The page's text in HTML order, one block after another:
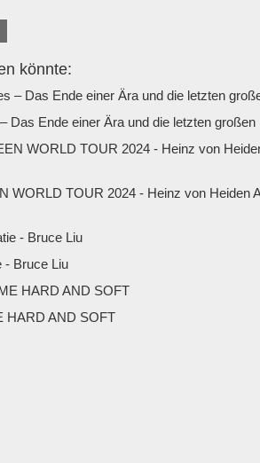
könnte:
Das Ende einer Ära und die letzten großen
WORLD TOUR 2024 - Heinz von Heiden
- Bruce Liu
HARD AND SOFT